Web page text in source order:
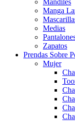
Mandiles
Manga
Medias
Zapatos
Prendas Sobre
Mujer